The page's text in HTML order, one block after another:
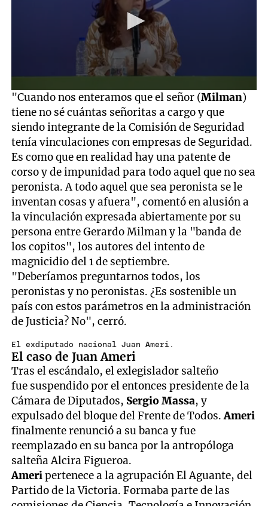
0
seconds
of
2
minutes,
8
seconds
"Cuando nos enteramos que el señor (Milman)
tiene no sé cuántas señoritas a cargo y que
siendo integrante de la Comisión de Seguridad
tenía vinculaciones con empresas de Seguridad.
Es como que en realidad hay una patente de
corso y de impunidad para todo aquel que no sea
peronista. A todo aquel que sea peronista se le
inventan cosas y afuera", comentó en alusión a
la vinculación expresada abiertamente por su
persona entre Gerardo Milman y la "banda de
los copitos", los autores del intento de
magnicidio del 1 de septiembre.
"Deberíamos preguntarnos todos, los
peronistas y no peronistas. ¿Es sostenible un
país con estos parámetros en la administración
de Justicia? No", cerró.
El exdiputado nacional Juan Ameri.
El caso de Juan Ameri
Tras el escándalo, el exlegislador salteño
fue suspendido por el entonces presidente de la
Cámara de Diputados, Sergio Massa, y
expulsado del bloque del Frente de Todos.Ameri
finalmente renunció a su banca y fue
reemplazado en su banca por la antropóloga
salteña Alcira Figueroa.
Ameripertenece a la agrupación El Aguante, del
Partido de la Victoria. Formaba parte de las